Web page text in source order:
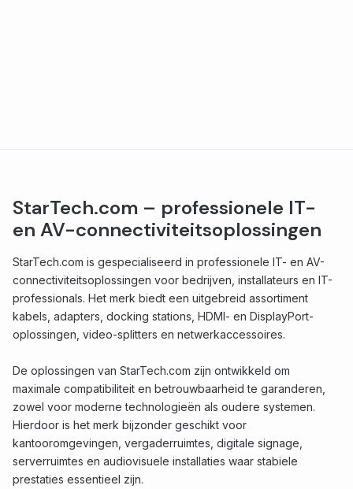
StarTech.com – professionele IT-
en AV-connectiviteitsoplossingen
StarTech.com is gespecialiseerd in professionele IT- en AV-
connectiviteitsoplossingen voor bedrijven, installateurs en IT-
professionals. Het merk biedt een uitgebreid assortiment
kabels, adapters, docking stations, HDMI- en DisplayPort-
oplossingen, video-splitters en netwerkaccessoires.
De oplossingen van StarTech.com zijn ontwikkeld om
maximale compatibiliteit en betrouwbaarheid te garanderen,
zowel voor moderne technologieën als oudere systemen.
Hierdoor is het merk bijzonder geschikt voor
kantooromgevingen, vergaderruimtes, digitale signage,
serverruimtes en audiovisuele installaties waar stabiele
prestaties essentieel zijn.